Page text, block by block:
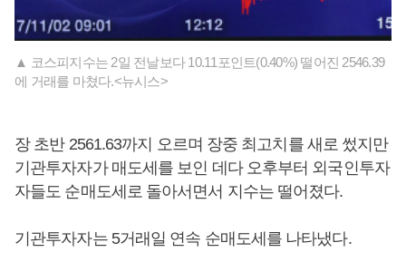
▲ 코스피지수는 2일 전날보다 10.11포인트(0.40%) 떨어진 2546.39
에 거래를 마쳤다.<뉴시스>
장 초반 2561.63까지 오르며 장중 최고치를 새로 썼지만
기관투자자가 매도세를 보인 데다 오후부터 외국인투자
자들도 순매도세로 돌아서면서 지수는 떨어졌다.
기관투자자는 5거래일 연속 순매도세를 나타냈다.